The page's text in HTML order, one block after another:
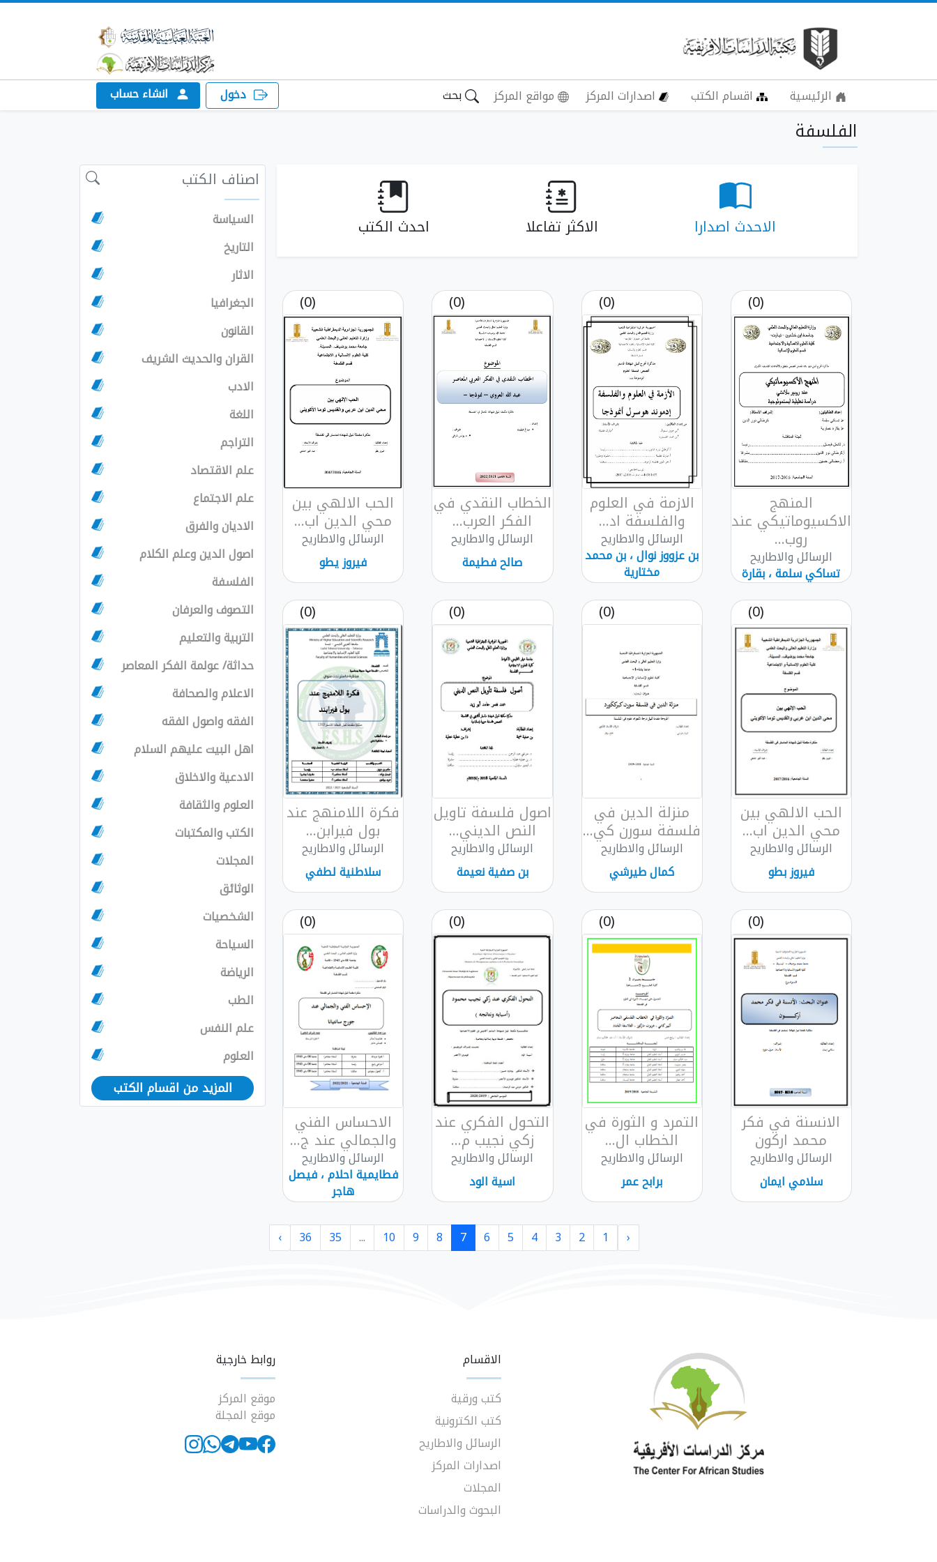
الرئيسية اقسام الكتب اصدارات المركز مواقع المركز بحث دخول انشاء حساب
الفلسفة
الاحدث اصدارا الاكثر تفاعلا احدث الكتب
(0)
المنهج
الاكسيوماتيكي عند
روب...
الرسائل والاطاريح
تساكي سلمة ، بقارة
عمارية
(0)
الازمة في العلوم
والفلسفة اد...
الرسائل والاطاريح
بن عزووز نوال ، بن محمد
مختارية
(0)
الخطاب النقدي في
الفكر العرب...
الرسائل والاطاريح
صالح فطيمة
(0)
الحب الالهي بين
محي الدين اب...
الرسائل والاطاريح
فيروز يطو
(0)
الحب الالهي بين
محي الدين اب...
الرسائل والاطاريح
فيروز بطو
(0)
منزلة الدين في
فلسفة سورن كي...
الرسائل والاطاريح
كمال طيرشي
(0)
اصول فلسفة تاويل
النص الديني...
الرسائل والاطاريح
بن صفية نعيمة
(0)
فكرة اللامنهج عند
بول فيرابن...
الرسائل والاطاريح
سلاطنية لطفي
(0)
الانسنة في فكر
محمد اركون
الرسائل والاطاريح
سلامي ايمان
(0)
التمرد و الثورة في
الخطاب ال...
الرسائل والاطاريح
برابح عمر
(0)
التحول الفكري عند
زكي نجيب م...
الرسائل والاطاريح
اسية الود
(0)
الاحساس الفني
والجمالي عند ج...
الرسائل والاطاريح
فطايمية احلام ، فيصل
هاجر
اصناف الكتب
السياسة
التاريخ
الاثار
الجغرافيا
القانون
القران والحديث الشريف
الادب
اللغة
التراجم
علم الاقتصاد
علم الاجتماع
الاديان والفرق
اصول الدين وعلم الكلام
الفلسفة
التصوف والعرفان
التربية والتعليم
حداثة/ عولمة الفكر المعاصر
الاعلام والصحافة
الفقه واصول الفقه
اهل البيت عليهم السلام
الادعية والاخلاق
العلوم والثقافة
الكتب والمكتبات
المجلات
الوثائق
الشخصيات
السياحة
الرياضة
الطب
علم النفس
العلوم
المزيد من اقسام الكتب
‹
1
2
3
4
5
6
7
8
9
10
...
35
36
›
الاقسام
كتب ورقية
كتب الكترونية
الرسائل والاطاريح
اصدارات المركز
المجلات
البحوث والدراسات
روابط خارجية
موقع المركز
موقع المجلة